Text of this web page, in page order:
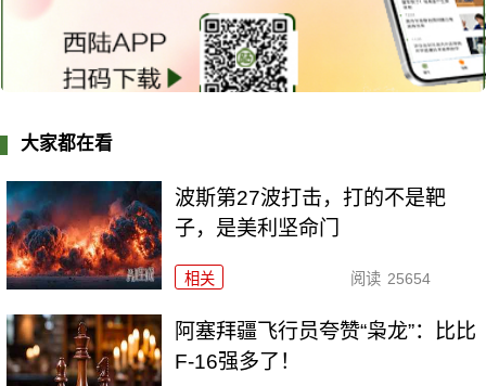
大家都在看
波斯第27波打击，打的不是靶
子，是美利坚命门
相关 阅读 25654
阿塞拜疆飞行员夸赞“枭龙”：比比
F-16强多了！